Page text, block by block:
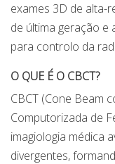
exames 3D de alta-
de última geração e
para controlo da
O QUE É O CBCT?
CBCT (Cone Beam
Computorizada de
imagiologia médica
divergentes,